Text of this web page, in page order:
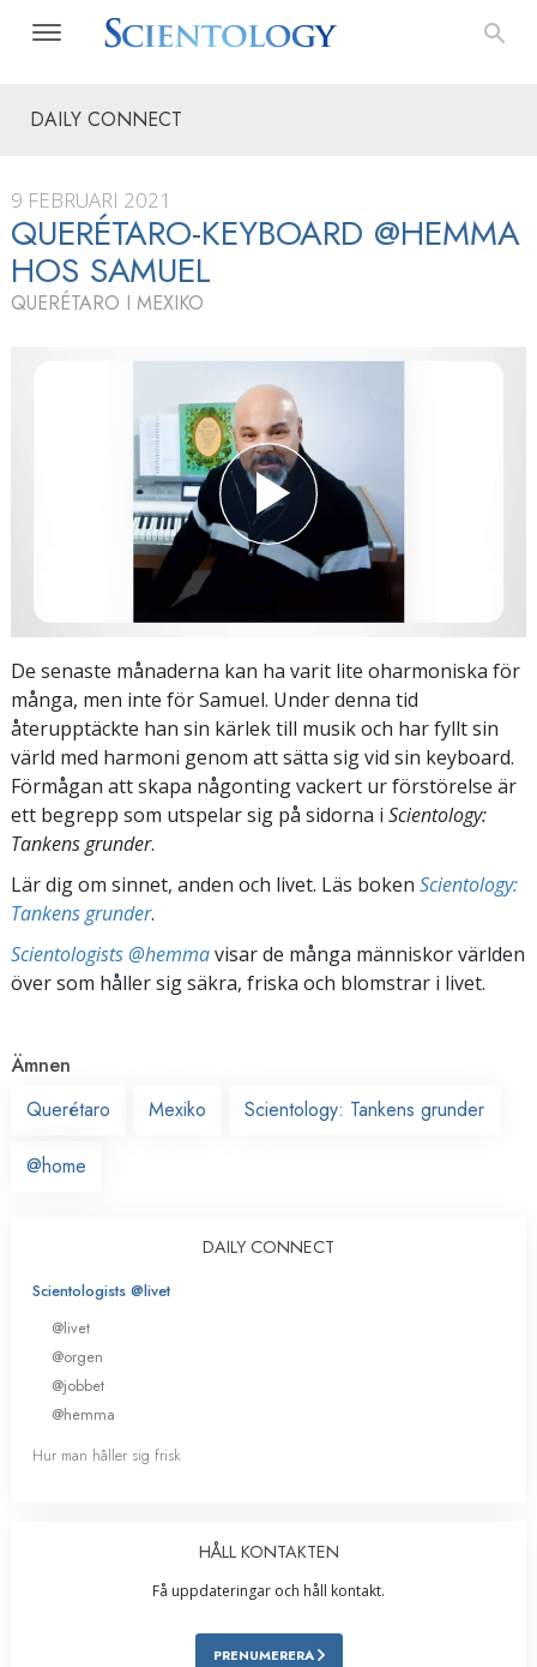
DAILY CONNECT
9 FEBRUARI 2021
QUERÉTARO-KEYBOARD @HEMMA
HOS SAMUEL
QUERÉTARO I MEXIKO
De senaste månaderna kan ha varit lite oharmoniska för
många, men inte för Samuel. Under denna tid
återupptäckte han sin kärlek till musik och har fyllt sin
värld med harmoni genom att sätta sig vid sin keyboard.
Förmågan att skapa någonting vackert ur förstörelse är
ett begrepp som utspelar sig på sidorna i Scientology:
Tankens grunder.
Lär dig om sinnet, anden och livet. Läs boken Scientology:
Tankens grunder.
Scientologists @hemmavisar de många människor världen
över som håller sig säkra, friska och blomstrar i livet.
Ämnen
Querétaro
Mexiko Scientology: Tankens grunder
@home
DAILY CONNECT
Scientologists @livet
@livet
@orgen
@jobbet
@hemma
Hur man håller sig frisk
HÅLL KONTAKTEN
Få uppdateringar och håll kontakt.
PRENUMERERA